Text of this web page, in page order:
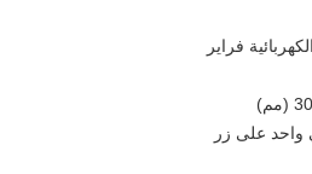
واحد على زر